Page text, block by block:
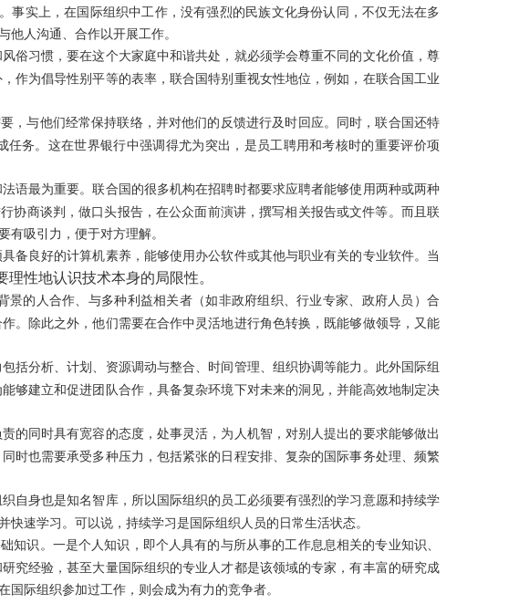
实上，在国际组织中工作，没有强烈的民族文化身份认同，不仅无法在多
人沟通、合作以开展工作。
俗习惯，要在这个大家庭中和谐共处，就必须学会尊重不同的文化价值，尊
作为倡导性别平等的表率，联合国特别重视女性地位，例如，在联合国工业
，与他们经常保持联络，并对他们的反馈进行及时回应。同时，联合国还特
务。这在世界银行中强调得尤为突出，是员工聘用和考核时的重要评价项
语最为重要。联合国的很多机构在招聘时都要求应聘者能够使用两种或两种
协商谈判，做口头报告，在公众面前演讲，撰写相关报告或文件等。而且联
吸引力，便于对方理解。
备良好的计算机素养，能够使用办公软件或其他与职业有关的专业软件。当
性地认识技术本身的局限性。
的人合作、与多种利益相关者（如非政府组织、行业专家、政府人员）合
。除此之外，他们需要在合作中灵活地进行角色转换，既能够做领导，又能
括分析、计划、资源调动与整合、时间管理、组织协调等能力。此外国际组
够建立和促进团队合作，具备复杂环境下对未来的洞见，并能高效地制定决
的同时具有宽容的态度，处事灵活，为人机智，对别人提出的要求能够做出
时也需要承受多种压力，包括紧张的日程安排、复杂的国际事务处理、频繁
自身也是知名智库，所以国际组织的员工必须要有强烈的学习意愿和持续学
速学习。可以说，持续学习是国际组织人员的日常生活状态。
识。一是个人知识，即个人具有的与所从事的工作息息相关的专业知识、
究经验，甚至大量国际组织的专业人才都是该领域的专家，有丰富的研究成
际组织参加过工作，则会成为有力的竞争者。